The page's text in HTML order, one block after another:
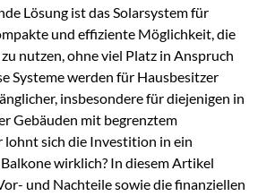
Lösung ist das Solarsystem für
und effiziente Möglichkeit, die
nutzen, ohne viel Platz in Anspruch
Systeme werden für Hausbesitzer
insbesondere für diejenigen in
Gebäuden mit begrenztem
lohnt sich die Investition in ein
wirklich? In diesem Artikel
und Nachteile sowie die finanziellen